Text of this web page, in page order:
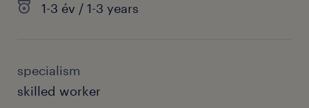
1-3 év / 1-3 years
specialism
skilled worker